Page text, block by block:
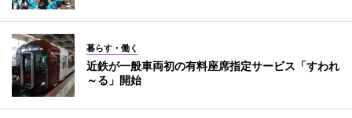
暮らす・働く
近鉄が一般車両初の有料座席指定サービス「すわれ
～る」開始